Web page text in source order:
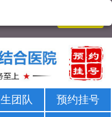
光男科医院
团队
预约挂号